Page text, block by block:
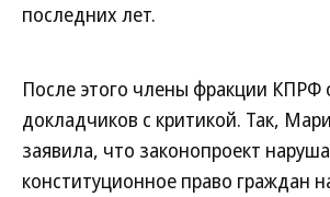
последних лет.
После этого члены фракции КПРФ
докладчиков с критикой. Так,
заявила, что законопроект
конституционное право граждан